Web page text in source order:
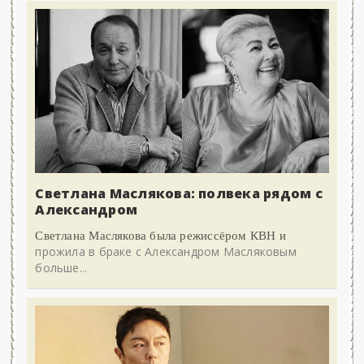
Светлана Маслякова: полвека рядом с
Александром
Светлана Маслякова была режиссёром КВН и
прожила в браке с Александром Масляковым
больше...